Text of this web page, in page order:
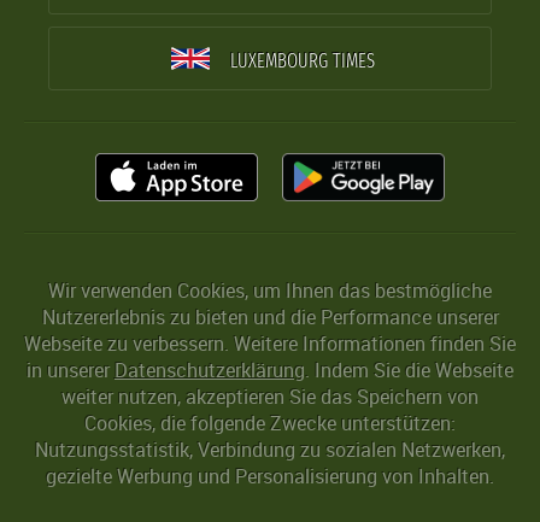
LUXEMBOURG TIMES
Wir verwenden Cookies, um Ihnen das bestmögliche
Nutzererlebnis zu bieten und die Performance unserer
Webseite zu verbessern. Weitere Informationen finden Sie
in unserer Datenschutzerklärung. Indem Sie die Webseite
weiter nutzen, akzeptieren Sie das Speichern von
Cookies, die folgende Zwecke unterstützen:
Nutzungsstatistik, Verbindung zu sozialen Netzwerken,
gezielte Werbung und Personalisierung von Inhalten.